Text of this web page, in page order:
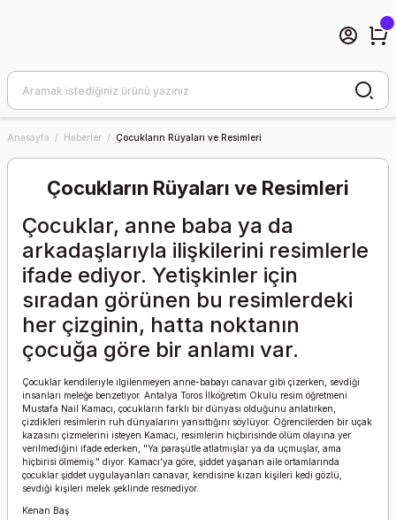
Anasayfa Haberler Çocukların Rüyaları ve Resimleri
Çocukların Rüyaları ve Resimleri
Çocuklar, anne baba ya da
arkadaşlarıyla ilişkilerini resimlerle
ifade ediyor. Yetişkinler için
sıradan görünen bu resimlerdeki
her çizginin, hatta noktanın
çocuğa göre bir anlamı var.
Çocuklar kendileriyle ilgilenmeyen anne-babayı canavar gibi çizerken, sevdiği
insanları meleğe benzetiyor. Antalya Toros İlköğretim Okulu resim öğretmeni
Mustafa Nail Kamacı, çocukların farklı bir dünyası olduğunu anlatırken,
çizdikleri resimlerin ruh dünyalarını yansıttığını söylüyor. Öğrencilerden bir uçak
kazasını çizmelerini isteyen Kamacı, resimlerin hiçbirisinde ölüm olayına yer
verilmediğini ifade ederken, "Ya paraşütle atlatmışlar ya da uçmuşlar, ama
hiçbirisi ölmemiş." diyor. Kamacı'ya göre, şiddet yaşanan aile ortamlarında
çocuklar şiddet uygulayanları canavar, kendisine kızan kişileri kedi gözlü,
sevdiği kişileri melek şeklinde resmediyor.
Kenan Baş